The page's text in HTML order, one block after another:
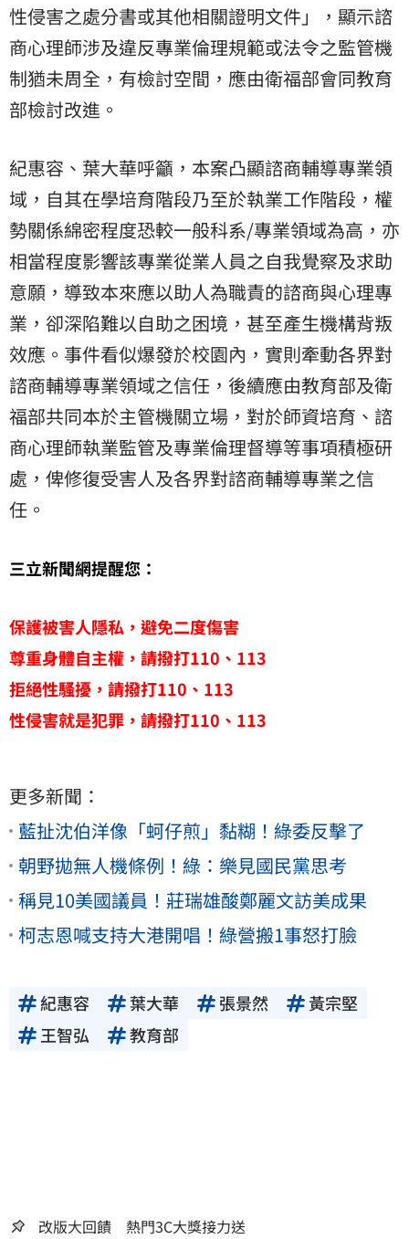
性侵害之處分書或其他相關證明文件」，顯示諮
商心理師涉及違反專業倫理規範或法令之監管機
制猶未周全，有檢討空間，應由衛福部會同教育
部檢討改進。
紀惠容、葉大華呼籲，本案凸顯諮商輔導專業領
域，自其在學培育階段乃至於執業工作階段，權
勢關係綿密程度恐較一般科系/專業領域為高，亦
相當程度影響該專業從業人員之自我覺察及求助
意願，導致本來應以助人為職責的諮商與心理專
業，卻深陷難以自助之困境，甚至產生機構背叛
效應。事件看似爆發於校園內，實則牽動各界對
諮商輔導專業領域之信任，後續應由教育部及衛
福部共同本於主管機關立場，對於師資培育、諮
商心理師執業監管及專業倫理督導等事項積極研
處，俾修復受害人及各界對諮商輔導專業之信
任。
三立新聞網提醒您：
保護被害人隱私，避免二度傷害
尊重身體自主權，請撥打110、113
拒絕性騷擾，請撥打110、113
性侵害就是犯罪，請撥打110、113
更多新聞：
藍扯沈伯洋像「蚵仔煎」黏糊！綠委反擊了
朝野拋無人機條例！綠：樂見國民黨思考
稱見10美國議員！莊瑞雄酸鄭麗文訪美成果
柯志恩喊支持大港開唱！綠營搬1事怒打臉
紀惠容 葉大華 張景然
黃宗堅
王智弘
教育部
改版大回饋 熱門3C大獎接力送